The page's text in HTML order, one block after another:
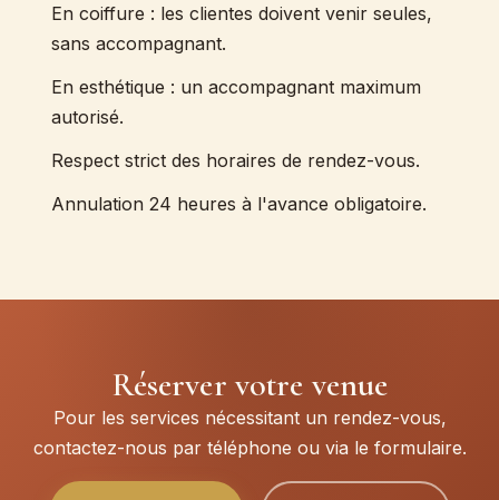
En coiffure : les clientes doivent venir seules,
sans accompagnant.
En esthétique : un accompagnant maximum
autorisé.
Respect strict des horaires de rendez-vous.
Annulation 24 heures à l'avance obligatoire.
Réserver votre venue
Pour les services nécessitant un rendez-vous,
contactez-nous par téléphone ou via le formulaire.